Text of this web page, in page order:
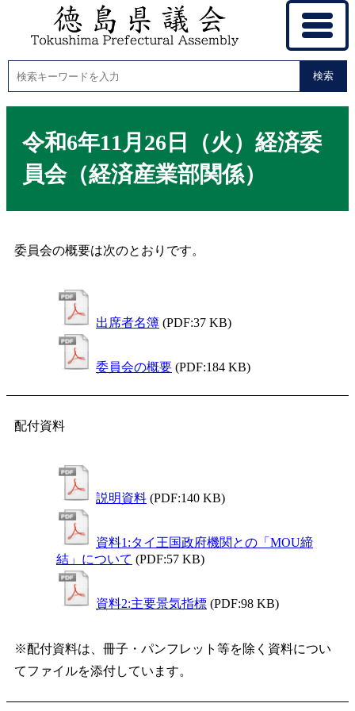
検索
令和6年11月26日（火）経済委
員会（経済産業部関係）
委員会の概要は次のとおりです。
出席者名簿 (PDF:37 KB)
委員会の概要 (PDF:184 KB)
配付資料
説明資料 (PDF:140 KB)
資料1:タイ王国政府機関との「MOU締
結」について (PDF:57 KB)
資料2:主要景気指標 (PDF:98 KB)
※配付資料は、冊子・パンフレット等を除く資料につい
てファイルを添付しています。